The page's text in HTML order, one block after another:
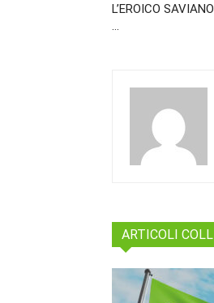
L’EROICO
…
ARTICOLI